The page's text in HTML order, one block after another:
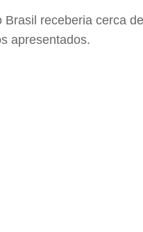
receberia cerca
apresentados.